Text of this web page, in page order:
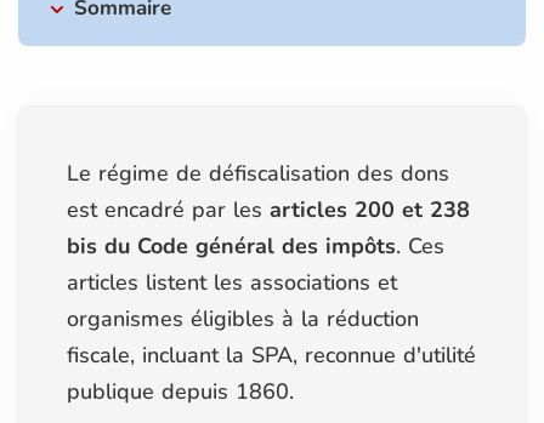
Sommaire
Le régime de défiscalisation des dons
est encadré par les articles 200 et 238
bis du Code général des impôts. Ces
articles listent les associations et
organismes éligibles à la réduction
fiscale, incluant la SPA, reconnue d'utilité
publique depuis 1860.